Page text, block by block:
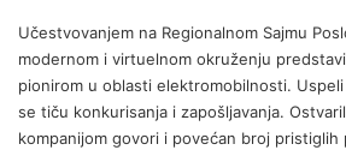
Učestvovanjem na Regionalnom Sajmu
modernom i virtuelnom okruženju
pionirom u oblasti elektromobilnosti.
se tiču konkurisanja i zapošljavanja.
kompanijom govori i povećan broj